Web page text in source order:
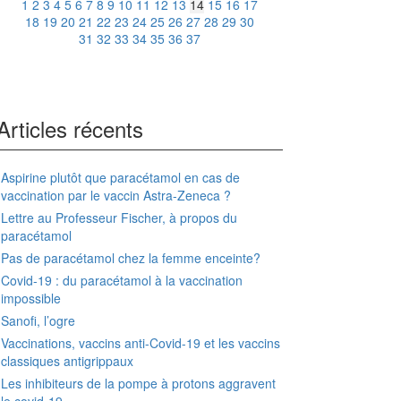
1 2 3 4 5 6 7 8 9 10 11 12 13 14 15 16 17
18 19 20 21 22 23 24 25 26 27 28 29 30
31 32 33 34 35 36 37
récents
Aspirine plutôt que paracétamol en cas de
vaccination par le vaccin Astra-Zeneca ?
Lettre au Professeur Fischer, à propos du
paracétamol
Pas de paracétamol chez la femme enceinte?
Covid-19 : du paracétamol à la vaccination
impossible
Sanofi, l’ogre
Vaccinations, vaccins anti-Covid-19 et les vaccins
classiques antigrippaux
Les inhibiteurs de la pompe à protons aggravent